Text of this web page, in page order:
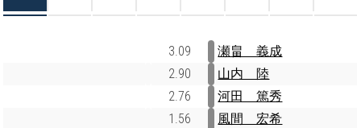
3.09
瀬畠 義成
2.90
山内 陸
2.76
河田 篤秀
1.56
風間 宏希